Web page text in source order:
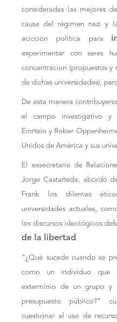
consideradas las mejores
causa del régimen nazi y
acicción política para
experimentar con seres
concentracion (propuestos y
de dichas universidades),
De esta manera
el campo investigativo y
Einrtein y Rober
Unidos de América y sus
El exsecretario de
Jorge Castañeda, abordó
Frank los dilemas
universidades actuales,
los discursos ideológicos
de la libertad .
“¿Qué sucede cuando se
como un individuo que
exterminio de un grupo y
presupuesto público?”
cuestionar el uso de